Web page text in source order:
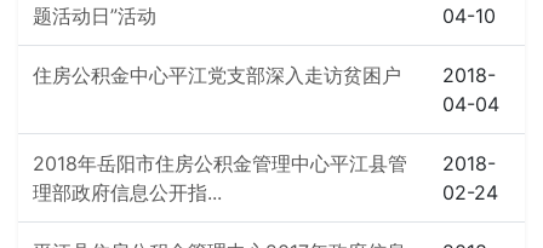
题活动日”活动
04-10
住房公积金中心平江党支部深入走访贫困户
2018-
04-04
2018年岳阳市住房公积金管理中心平江县管
理部政府信息公开指...
2018-
02-24